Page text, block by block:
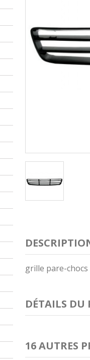
grille pare-chocs
DÉTAILS DU
16 AUTRES